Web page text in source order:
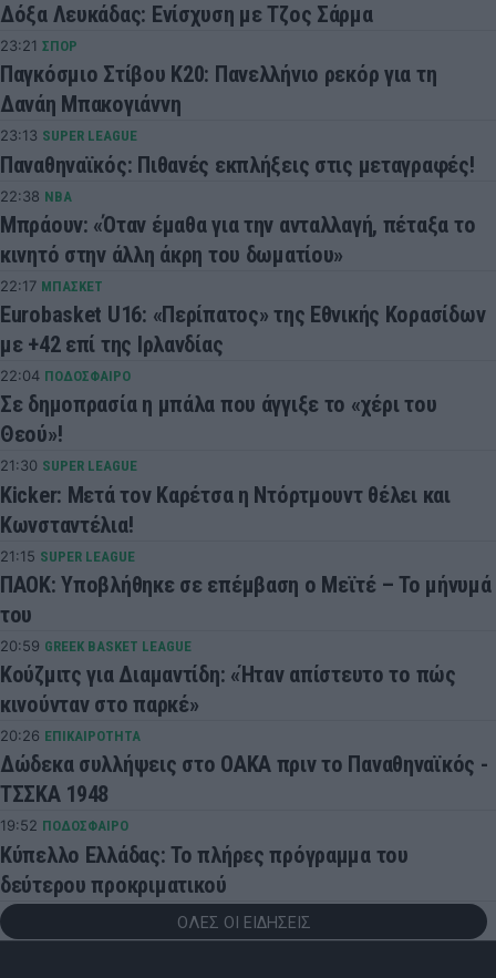
Δόξα Λευκάδας: Ενίσχυση με Τζος Σάρμα
23:21 ΣΠΟΡ
Παγκόσμιο Στίβου Κ20: Πανελλήνιο ρεκόρ για τη
Δανάη Μπακογιάννη
23:13 SUPER LEAGUE
Παναθηναϊκός: Πιθανές εκπλήξεις στις μεταγραφές!
22:38 NBA
Μπράουν: «Όταν έμαθα για την ανταλλαγή, πέταξα το
κινητό στην άλλη άκρη του δωματίου»
22:17 ΜΠΑΣΚΕΤ
Eurobasket U16: «Περίπατος» της Εθνικής Κορασίδων
με +42 επί της Ιρλανδίας
22:04 ΠΟΔΟΣΦΑΙΡΟ
Σε δημοπρασία η μπάλα που άγγιξε το «χέρι του
Θεού»!
21:30 SUPER LEAGUE
Kicker: Μετά τον Καρέτσα η Ντόρτμουντ θέλει και
Κωνσταντέλια!
21:15 SUPER LEAGUE
ΠΑΟΚ: Υποβλήθηκε σε επέμβαση ο Μεϊτέ – Το μήνυμά
του
20:59 GREEK BASKET LEAGUE
Κούζμιτς για Διαμαντίδη: «Ήταν απίστευτο το πώς
κινούνταν στο παρκέ»
20:26 ΕΠΙΚΑΙΡΟΤΗΤΑ
Δώδεκα συλλήψεις στο ΟΑΚΑ πριν το Παναθηναϊκός -
ΤΣΣΚΑ 1948
19:52 ΠΟΔΟΣΦΑΙΡΟ
Κύπελλο Ελλάδας: Το πλήρες πρόγραμμα του
δεύτερου προκριματικού
ΟΛΕΣ ΟΙ ΕΙΔΗΣΕΙΣ